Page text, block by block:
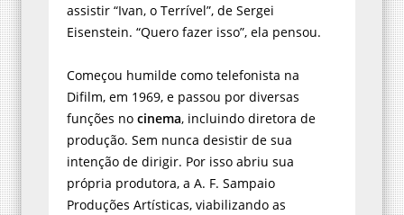
assistir “Ivan, o Terrível”, de Sergei
Eisenstein. “Quero fazer isso”, ela pensou.
Começou humilde como telefonista na
Difilm, em 1969, e passou por diversas
funções no cinema, incluindo diretora de
produção. Sem nunca desistir de sua
intenção de dirigir. Por isso abriu sua
própria produtora, a A. F. Sampaio
Produções Artísticas, viabilizando as